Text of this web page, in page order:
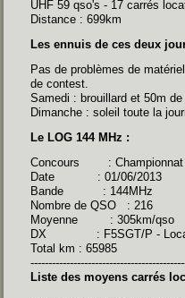
UHF 59 qso's - 17 carrés
Distance : 699km
Les ennuis de ces deux
Pas de problèmes de
de contest.
Samedi : brouillard et 50m
Dimanche : soleil toute la
Le LOG 144 MHz :
Concours : Championnat
Date : 01/06/2013
Bande : 144MHz
Nombre de QSO : 216
Moyenne : 305km/qso
DX : F5SGT/P - Locator
Total km : 65985
Liste des moyens carrés